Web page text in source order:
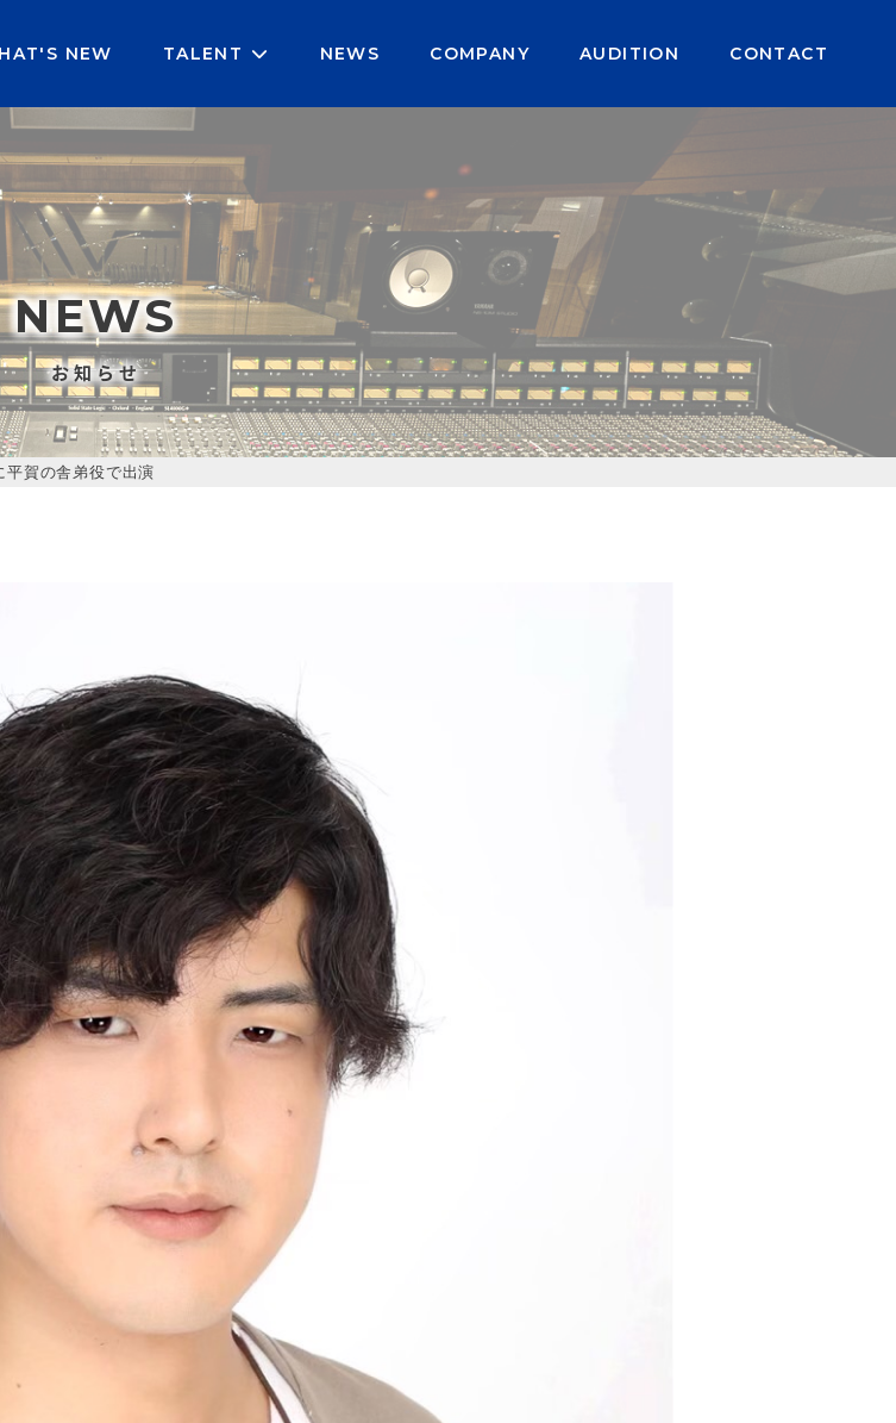
NEW TALENT NEWS COMPANY AUDITION CONTACT
public_html/auspicious-v.jp/wp/wp-content/themes/auspicious/single.php
NEWS
お知らせ
賀の舎弟役で出演